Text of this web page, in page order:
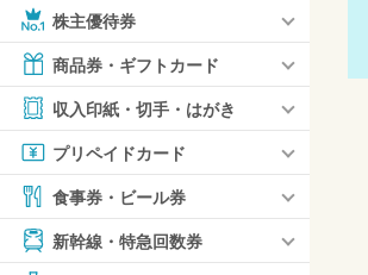
株主優待券
商品券・ギフトカード
収入印紙・切手・はがき
プリペイドカード
食事券・ビール券
新幹線・特急回数券